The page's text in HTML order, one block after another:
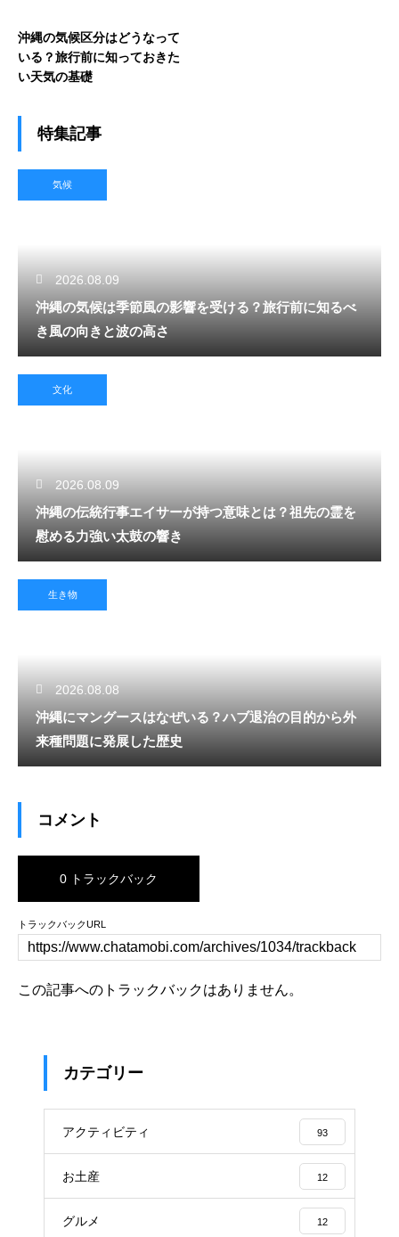
沖縄の気候区分はどうなって
いる？旅行前に知っておきた
い天気の基礎
特集記事
気候
2026.08.09
沖縄の気候は季節風の影響を受ける？旅行前に知るべ
き風の向きと波の高さ
文化
2026.08.09
沖縄の伝統行事エイサーが持つ意味とは？祖先の霊を
慰める力強い太鼓の響き
生き物
2026.08.08
沖縄にマングースはなぜいる？ハブ退治の目的から外
来種問題に発展した歴史
コメント
0 トラックバック
トラックバックURL
この記事へのトラックバックはありません。
カテゴリー
アクティビティ 93
お土産 12
グルメ 12